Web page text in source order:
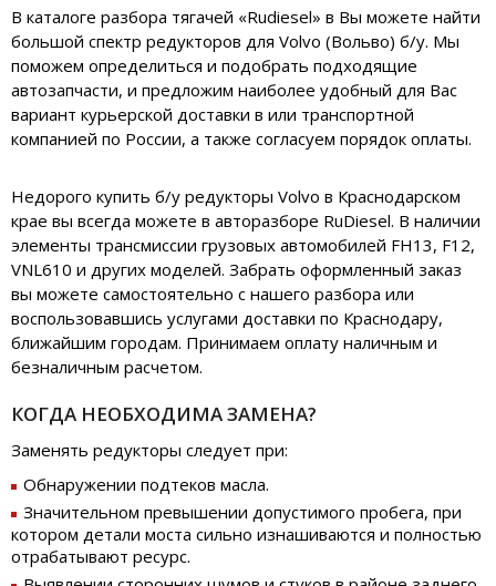
В каталоге разбора тягачей «Rudiesel» в Вы можете найти
большой спектр редукторов для Volvo (Вольво) б/у. Мы
поможем определиться и подобрать подходящие
автозапчасти, и предложим наиболее удобный для Вас
вариант курьерской доставки в или транспортной
компанией по России, а также согласуем порядок оплаты.
Недорого купить б/у редукторы Volvo в Краснодарском
крае вы всегда можете в авторазборе RuDiesel. В наличии
элементы трансмиссии грузовых автомобилей FH13, F12,
VNL610 и других моделей. Забрать оформленный заказ
вы можете самостоятельно с нашего разбора или
воспользовавшись услугами доставки по Краснодару,
ближайшим городам. Принимаем оплату наличным и
безналичным расчетом.
КОГДА НЕОБХОДИМА ЗАМЕНА?
Заменять редукторы следует при:
Обнаружении подтеков масла.
Значительном превышении допустимого пробега, при
котором детали моста сильно изнашиваются и полностью
отрабатывают ресурс.